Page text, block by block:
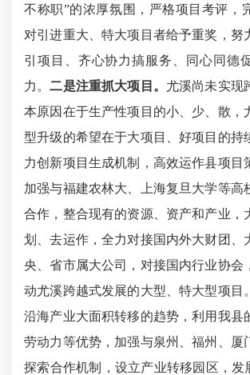
不称职”的浓厚氛围，严格项目考评，
对引进重大、特大项目者给予重奖，努
引项目、齐心协力搞服务、同心同德
力。二是注重抓大项目。 尤溪尚未实现
本原因在于生产性项目的小、少、散，
型升级的希望在于大项目、好项目的持
力创新项目生成机制，高效运作县项目
加强与福建农林大、上海复旦大学等高
合作，整合现有的资源、资产和产业，
划、去运作，全力对接国内外大财团、
央、省市属大公司，对接国内行业协会
动尤溪跨越式发展的大型、特大型项目
沿海产业大面积转移的趋势，利用我县
劳动力等优势，加强与泉州、福州、厦
探索合作机制，设立产业转移园区，发